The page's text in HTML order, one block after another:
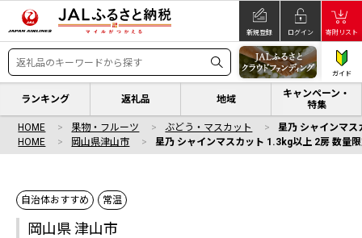
新規登録 ログイン 寄附リスト
ガイド
ランキング 返礼品 地域
キャンペーン・
特集
HOME 果物・フルーツ ぶどう・マスカット
星乃 シャインマ
HOME
岡山県津山市 星乃 シャインマスカット 1.3kg以上 2房 数量
自治体おすすめ 常温
岡山県 津山市